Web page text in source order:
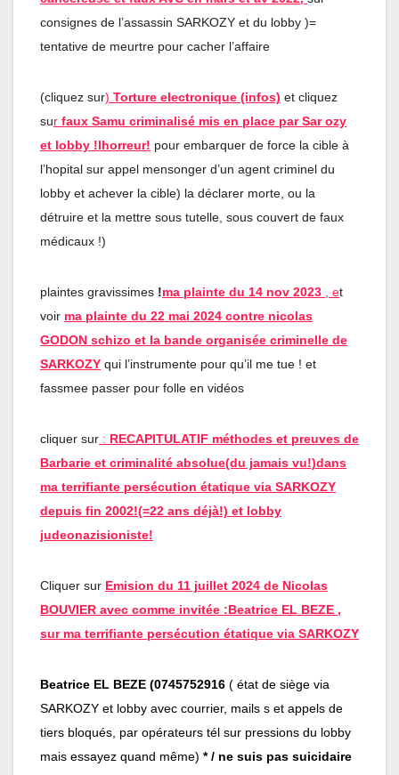
consignes de l’assassin SARKOZY et du lobby )=
tentative de meurtre pour cacher l’affaire
(cliquez sur) Torture electronique (infos) et cliquez
sur faux Samu criminalisé mis en place par Sar ozy
et lobby !lhorreur! pour embarquer de force la cible à
l’hopital sur appel mensonger d’un agent criminel du
lobby et achever la cible) la déclarer morte, ou la
détruire et la mettre sous tutelle, sous couvert de faux
médicaux !)
plaintes gravissimes !ma plainte du 14 nov 2023 , et
voir ma plainte du 22 mai 2024 contre nicolas
GODON schizo et la bande organisée criminelle de
SARKOZY qui l’instrumente pour qu’il me tue ! et
fassmee passer pour folle en vidéos
cliquer sur : RECAPITULATIF méthodes et preuves de
Barbarie et criminalité absolue(du jamais vu!)dans
ma terrifiante persécution étatique via SARKOZY
depuis fin 2002!(=22 ans déjà!) et lobby
judeonazisioniste!
Cliquer sur Emision du 11 juillet 2024 de Nicolas
BOUVIER avec comme invitée :Beatrice EL BEZE ,
sur ma terrifiante persécution étatique via SARKOZY
Beatrice EL BEZE (0745752916 ( état de siège via
SARKOZY et lobby avec courrier, mails s et appels de
tiers bloqués, par opérateurs tél sur pressions du lobby
mais essayez quand même) * / ne suis pas suicidaire